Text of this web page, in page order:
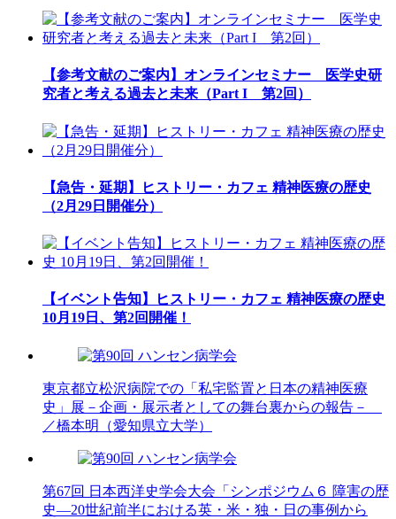
【参考文献のご案内】オンラインセミナー 医学史研
究者と考える過去と未来（Part I 第2回）
【急告・延期】ヒストリー・カフェ 精神医療の歴史
（2月29日開催分）
【イベント告知】ヒストリー・カフェ 精神医療の歴史
10月19日、第2回開催！
東京都立松沢病院での「私宅監置と日本の精神医療
史」展－企画・展示者としての舞台裏からの報告－
／橋本明（愛知県立大学）
第67回 日本西洋史学会大会「シンポジウム６ 障害の歴
史―20世紀前半における英・米・独・日の事例から